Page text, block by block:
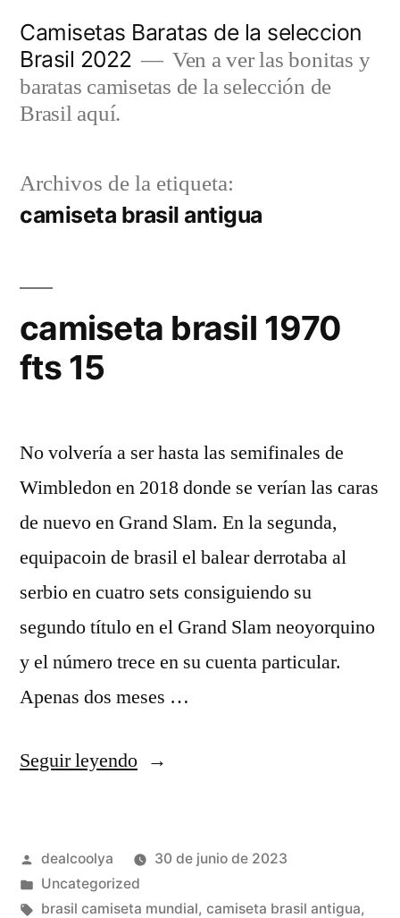
contenido
Camisetas Baratas de la seleccion
Brasil 2022
Ven a ver las bonitas y
baratas camisetas de la selección de
Brasil aquí.
Archivos de la etiqueta:
camiseta brasil antigua
camiseta brasil 1970
fts 15
No volvería a ser hasta las semifinales de
Wimbledon en 2018 donde se verían las caras
de nuevo en Grand Slam. En la segunda,
equipacoin de brasil el balear derrotaba al
serbio en cuatro sets consiguiendo su
segundo título en el Grand Slam neoyorquino
y el número trece en su cuenta particular.
Apenas dos meses …
Seguir leyendo«camiseta
fts
15»
Publicado
por
dealcoolya
30 de junio de 2023
Publicado
en
Uncategorized
Etiquetas:
brasil camiseta mundial, camiseta brasil antigua,